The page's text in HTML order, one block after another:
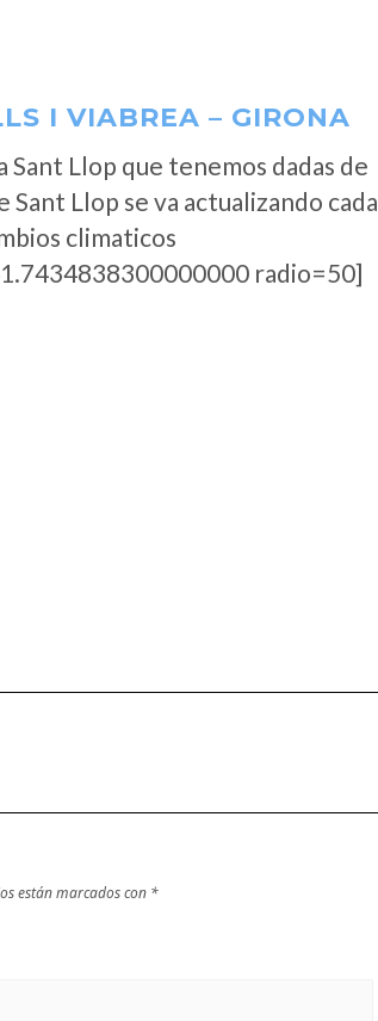
I VIABREA – GIRONA
Sant Llop que tenemos dadas de
Llop se va actualizando cada
climaticos
radio=50]
están marcados con *